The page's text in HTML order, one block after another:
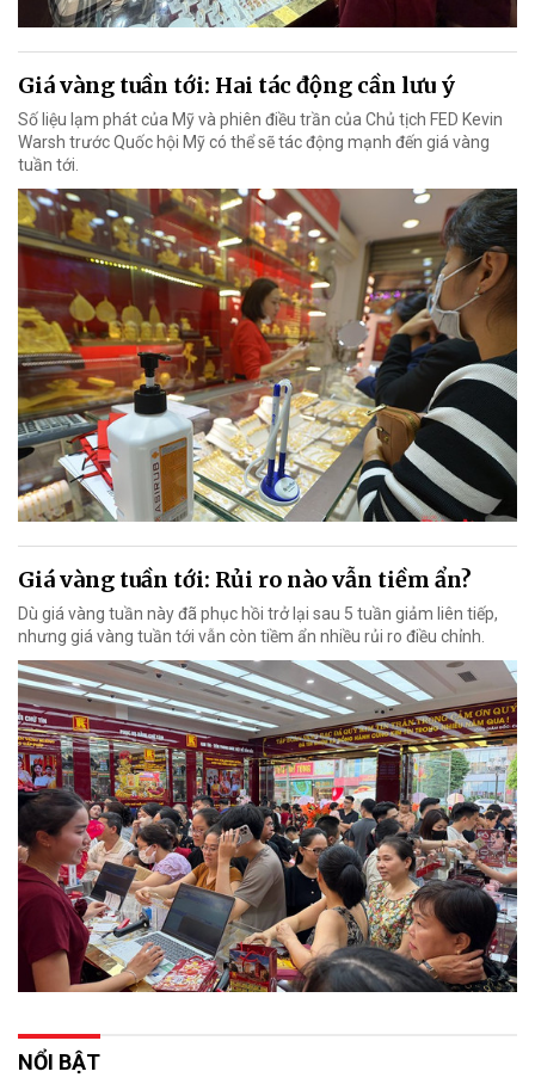
Giá vàng tuần tới: Hai tác động cần lưu ý
Số liệu lạm phát của Mỹ và phiên điều trần của Chủ tịch FED Kevin
Warsh trước Quốc hội Mỹ có thể sẽ tác động mạnh đến giá vàng
tuần tới.
Giá vàng tuần tới: Rủi ro nào vẫn tiềm ẩn?
Dù giá vàng tuần này đã phục hồi trở lại sau 5 tuần giảm liên tiếp,
nhưng giá vàng tuần tới vẫn còn tiềm ẩn nhiều rủi ro điều chỉnh.
NỔI BẬT